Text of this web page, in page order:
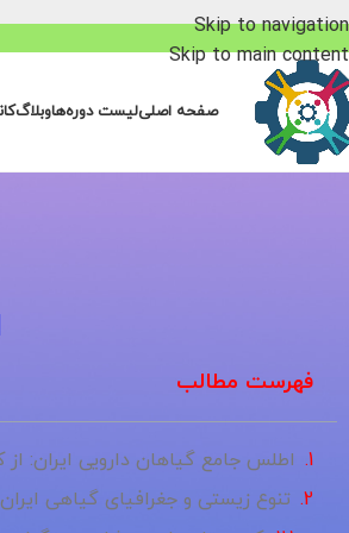
Skip to navigation
Skip to main content
صفحه اصلیلیست دوره‌هاوبلاگ
فهرست مطالب
اطلس جامع گیاهان دارویی ایران:
تنوع زیستی و جغرافیای گیاهی